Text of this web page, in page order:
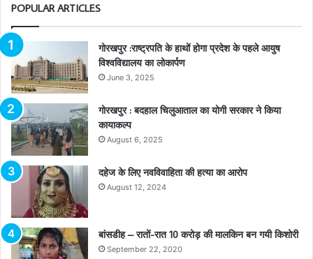
POPULAR ARTICLES
गोरखपुर :राष्ट्रपति के हाथों होगा प्रदेश के पहले आयुष
विश्वविद्यालय का लोकार्पण
June 3, 2025
गोरखपुर : बदहाल चिलुआताल का योगी सरकार ने किया
कायाकल्प
August 6, 2025
दहेज के लिए नवविवाहिता की हत्या का आरोप
August 12, 2024
बांसडीह – रातों-रात 10 करोड़ की मालकिन बन गयी किशोरी
September 22, 2020